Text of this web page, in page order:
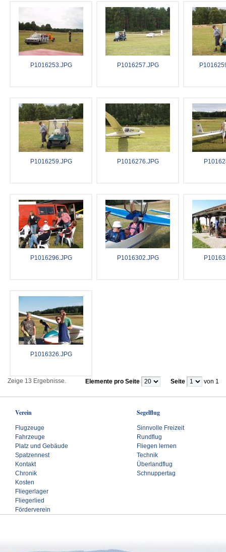
P1016253.JPG P1016257.JPG
P1016259.JPG P1016276.JPG
P1016296.JPG P1016302.JPG
P1016326.JPG
Zeige 13 Ergebnisse. Elemente pro Seite Seite von 1
Verein
Flugzeuge
Fahrzeuge
Platz und Gebäude
Spatzennest
Kontakt
Chronik
Kosten
Fliegerlager
Fliegerlied
Förderverein
Segelflug
Sinnvolle Freizeit
Rundflug
Fliegen lernen
Technik
Überlandflug
Schnuppertag